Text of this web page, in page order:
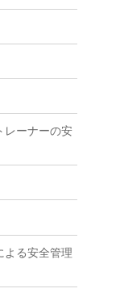
レーナーの安
よる安全管理